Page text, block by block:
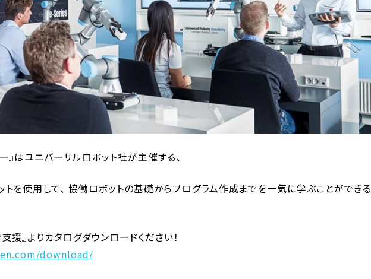
』はユニバーサルロボット社が主催する、
を使用して、 協働ロボットの基礎からプログラム作成までを一気に学ぶことができる
援』よりカタログダウンロードください！
download/